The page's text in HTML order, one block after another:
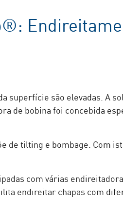
superfície são elevadas. A
de bobina foi concebida
de tilting e bombage. Com
com várias
endireitar chapas com